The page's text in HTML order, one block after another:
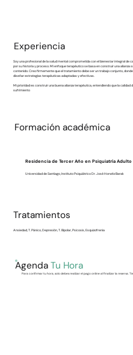
Experiencia
Soy una profesional de la salud mental comprometida con el bienestar integral de
por su historia y proceso. Mi enfoque terapéutico se basa en construir una alianza
contenido. Creo firmemente que el tratamiento debe ser un trabajo conjunto,
diseñar estrategias terapéuticas adaptadas y efectivas.
Mi prioridad es construir una buena alianza terapéutica, entendiendo que la
sufrimiento
Formación académica
Residencia de Tercer Año en Psiquiatría Adulto
Universidad de Santiago, Instituto Psiquiátrico Dr. José Horwitz Barak
Tratamientos
Ansiedad, T. Pánico, Depresión, T. Bipolar, Psicosis, Esquizofrenia
Agenda Tu Hora
Para confirmar tu hora, solo debes realizar el pago online al finalizar la reserva.